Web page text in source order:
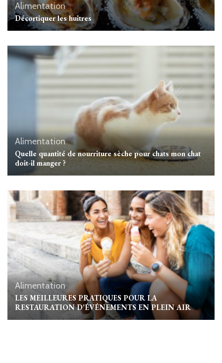
Alimentation
Décortiquer les huitres
Alimentation
Quelle quantité de nourriture sèche pour chats mon chat
doit-il manger ?
Alimentation
LES MEILLEURES PRATIQUES POUR LA
RESTAURATION D’ÉVÉNEMENTS EN PLEIN AIR